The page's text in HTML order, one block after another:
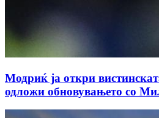
Модриќ ја откри
одложи обновувањето со